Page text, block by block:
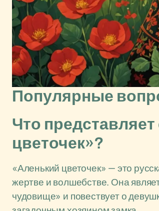
Популярные
Что
цветочек»?
«Аленький цветочек» — это
жертве и волшебстве. Она
чудовище» и повествует о